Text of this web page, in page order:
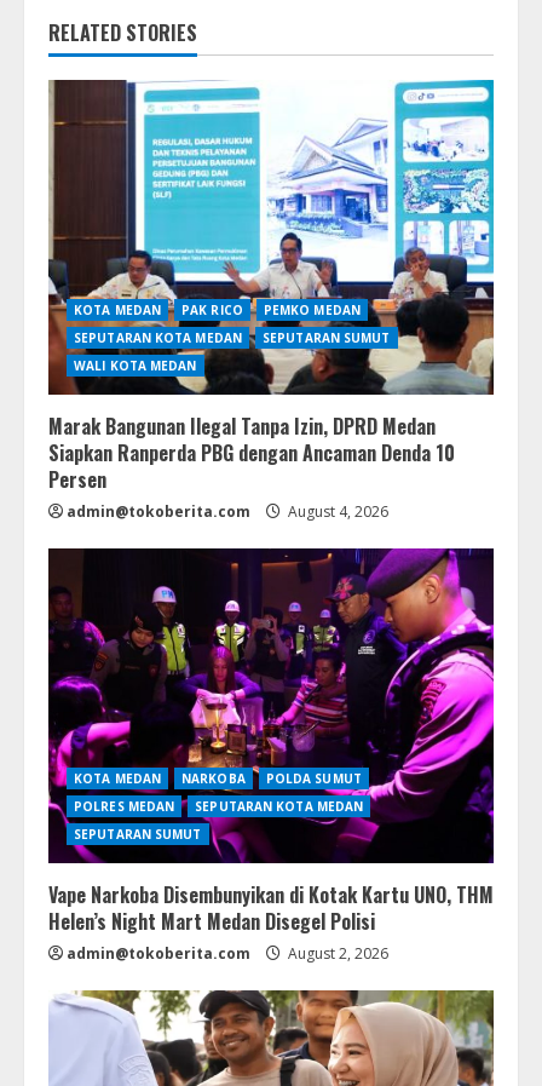
RELATED STORIES
KOTA MEDAN PAK RICO
PEMKO MEDAN
SEPUTARAN KOTA MEDAN
SEPUTARAN SUMUT
WALI KOTA MEDAN
Marak Bangunan Ilegal Tanpa Izin, DPRD Medan
Siapkan Ranperda PBG dengan Ancaman Denda 10
Persen
admin@tokoberita.com August 4, 2026
KOTA MEDAN NARKOBA
POLDA SUMUT
POLRES MEDAN
SEPUTARAN KOTA MEDAN
SEPUTARAN SUMUT
Vape Narkoba Disembunyikan di Kotak Kartu UNO, THM
Helen’s Night Mart Medan Disegel Polisi
admin@tokoberita.com August 2, 2026